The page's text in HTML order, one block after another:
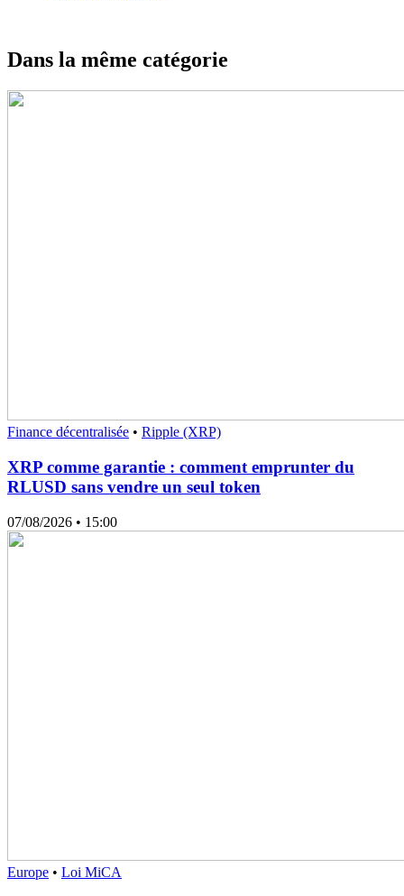
Dans la même catégorie
Finance décentralisée • Ripple (XRP)
XRP comme garantie : comment emprunter du
RLUSD sans vendre un seul token
07/08/2026 • 15:00
Europe • Loi MiCA